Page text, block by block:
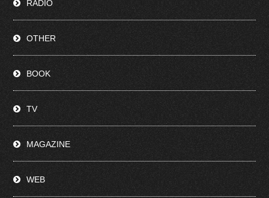
RADIO
OTHER
BOOK
TV
MAGAZINE
WEB